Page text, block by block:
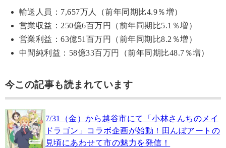
輸送人員：7,657万人（前年同期比4.9％増）
営業収益：250億6百万円（前年同期比5.1％増）
営業利益：63億51百万円（前年同期比8.2％増）
中間純利益：58億33百万円（前年同期比48.7％増）
今この記事も読まれています
7/31（金）から越谷市にて「小林さんちのメイ
ドラゴン」コラボ企画が始動！田んぼアートの
見頃にあわせて市の魅力を発信！